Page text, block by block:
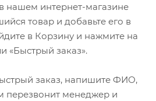
нашем интернет-магазине
товар и добавьте его в
в Корзину и нажмите на
«Быстрый заказ».
заказ, напишите ФИО,
перезвонит менеджер и